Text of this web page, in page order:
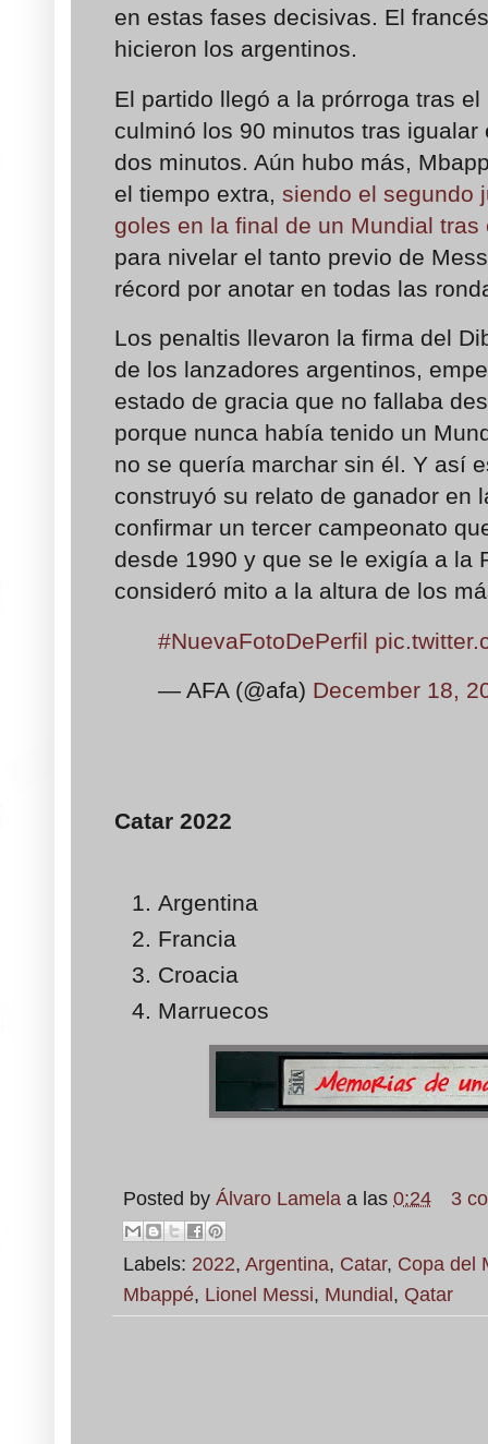
en estas fases decisivas. El
hicieron los argentinos.
El partido llegó a la prórroga tras
culminó los 90 minutos tras igualar
dos minutos. Aún hubo más,
el tiempo extra, siendo el segundo
goles en la final de un Mundial
para nivelar el tanto previo de
récord por anotar en todas las
Los penaltis llevaron la firma del
de los lanzadores argentinos,
estado de gracia que no fallaba
porque nunca había tenido un
no se quería marchar sin él. Y así
construyó su relato de ganador en
confirmar un tercer campeonato
desde 1990 y que se le exigía a la
consideró mito a la altura de los
#NuevaFotoDePerfil
— AFA (@afa) December 18,
Catar 2022
Argentina
Francia
Croacia
Marruecos
Posted by Álvaro Lamela a las 0:24 3
Labels: 2022, Argentina, Catar, Copa del
Mbappé, Lionel Messi, Mundial , Qatar